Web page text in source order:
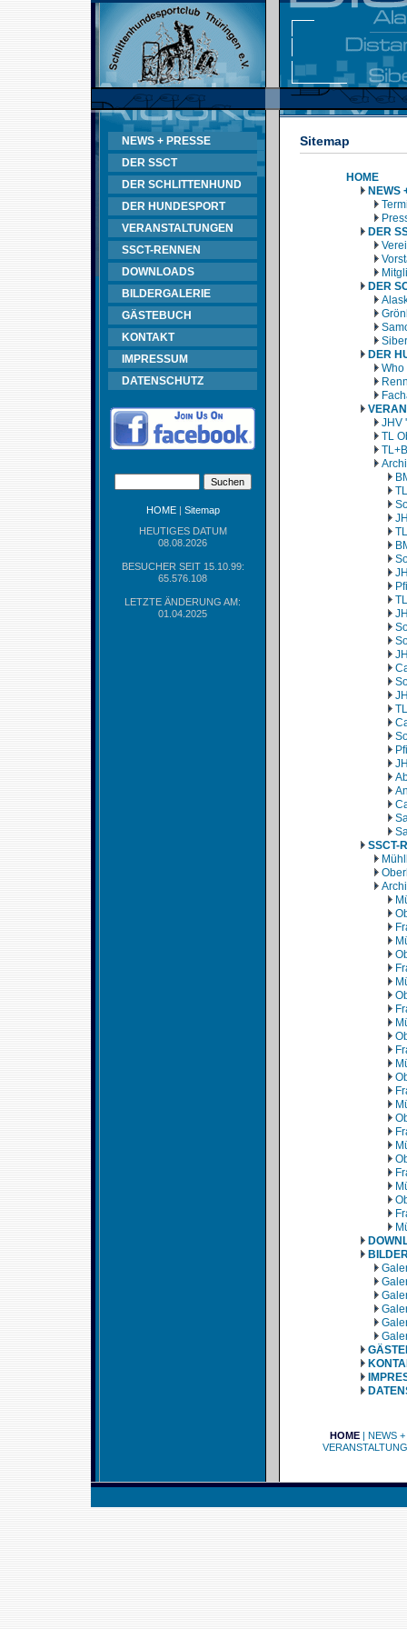
NEWS + PRESSE
DER SSCT
DER SCHLITTENHUND
DER HUNDESPORT
VERANSTALTUNGEN
SSCT-RENNEN
DOWNLOADS
BILDERGALERIE
GÄSTEBUCH
KONTAKT
IMPRESSUM
DATENSCHUTZ
HOME| Sitemap
HEUTIGES DATUM
08.08.2026
BESUCHER SEIT 15.10.99:
65.576.108
LETZTE ÄNDERUNG AM:
01.04.2025
Sitemap
HOME
NEWS
DER
DER
DER
Who
JHV
TL
SSCT-
HOME| NEWS